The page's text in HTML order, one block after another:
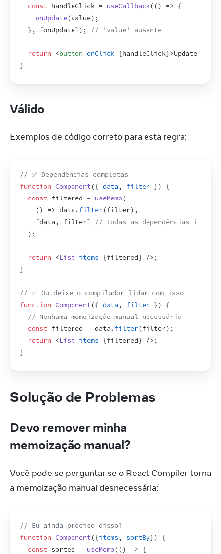
const handleClick = useCallback(() => {
onUpdate(value) ;
} , [onUpdate] ) ; // 'value' ausente
return <button onClick={handleClick}>Update
}
Válido
Exemplos de código correto para esta regra:
// ✅ Dependências completas
function Component({ data , filter })
{
const filtered = useMemo(
() => data . filter(filter) ,
[data , filter]
// Todas as dependências
) ;
return <List items={filtered} /> ;
}
// ✅ Ou deixe o compilador lidar com isso
function Component({ data , filter })
{
// Nenhuma memoização manual necessária
const filtered = data . filter(filter) ;
return <List items={filtered} /> ;
}
Solução de Problemas
Devo remover minha
memoização manual?
Você pode se perguntar se o React Compiler torna
a memoização manual desnecessária:
// Eu ainda preciso disso?
function Component({items , sortBy})
{
const sorted = useMemo(() => {